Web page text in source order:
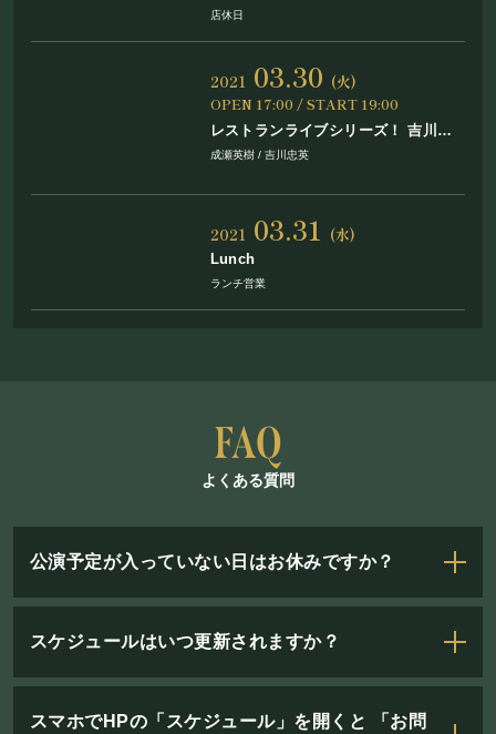
店休日
2021 03.30 (火)
OPEN 17:00 / START 19:00
レストランライブシリーズ！ 吉川忠
英×成瀬英樹
成瀬英樹 / 吉川忠英
2021 03.31 (水)
Lunch
ランチ営業
よくある質問
公演予定が入っていない日はお休みですか？
スケジュールはいつ更新されますか？
スマホでHPの「スケジュール」を開くと 「お問